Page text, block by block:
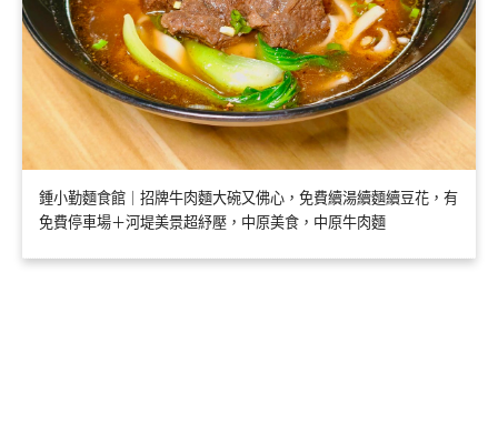
鍾小勤麵食館｜招牌牛肉麵大碗又佛心，免費續湯續麵續豆花，有
免費停車場＋河堤美景超紓壓，中原美食，中原牛肉麵